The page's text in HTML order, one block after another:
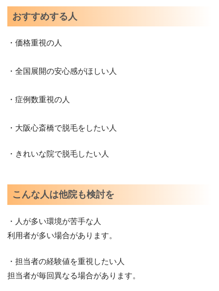
おすすめする人
・価格重視の人
・全国展開の安心感がほしい人
・症例数重視の人
・大阪心斎橋で脱毛をしたい人
・きれいな院で脱毛したい人
こんな人は他院も検討を
・人が多い環境が苦手な人
利用者が多い場合があります。
・担当者の経験値を重視したい人
担当者が毎回異なる場合があります。